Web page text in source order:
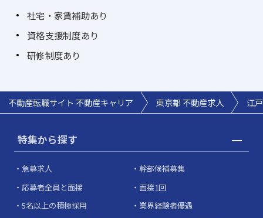
社宅・家賃補助あり
資格支援制度あり
研修制度あり
不動産転職サイト 不動産キャリア 東京都 不動産求人 江
特集から探す
急募求人
幹部候補募集
応募者全員と面接
面接1回
5名以上の積極採用
業界経験者優遇